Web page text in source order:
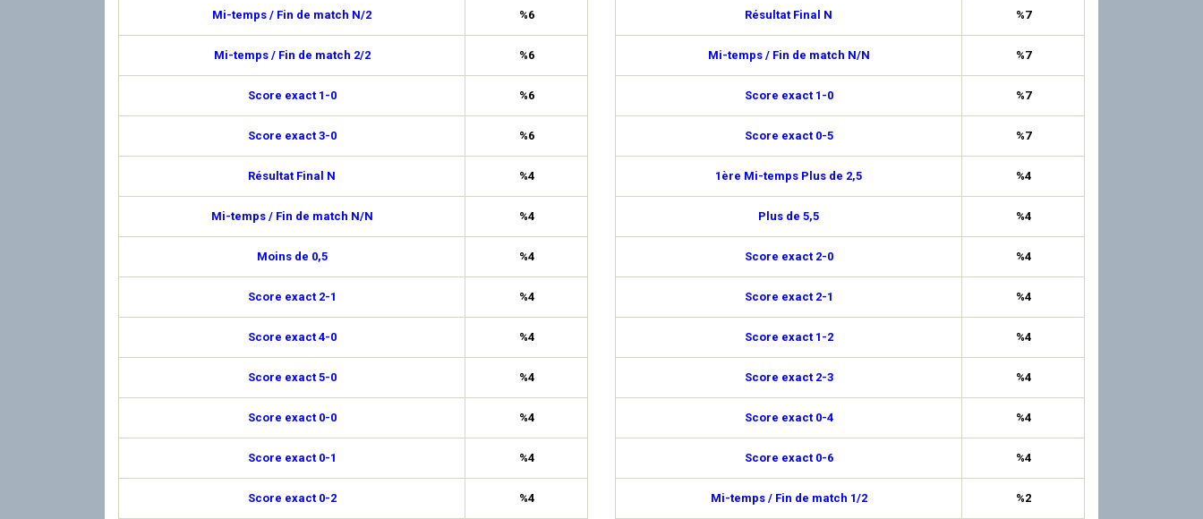
Mi-temps / Fin de match N/2 %6
Mi-temps / Fin de match 2/2 %6
Score exact 1-0 %6
Score exact 3-0 %6
Résultat Final N %4
Mi-temps / Fin de match N/N %4
Moins de 0,5 %4
Score exact 2-1 %4
Score exact 4-0 %4
Score exact 5-0 %4
Score exact 0-0 %4
Score exact 0-1 %4
Score exact 0-2 %4
Résultat Final N %7
Mi-temps / Fin de match N/N %7
Score exact 1-0 %7
Score exact 0-5 %7
1ère Mi-temps Plus de 2,5 %4
Plus de 5,5 %4
Score exact 2-0 %4
Score exact 2-1 %4
Score exact 1-2 %4
Score exact 2-3 %4
Score exact 0-4 %4
Score exact 0-6 %4
Mi-temps / Fin de match 1/2 %2